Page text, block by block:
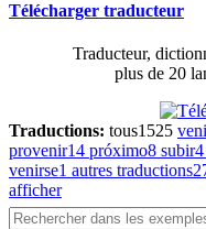
Télécharger traducteur
Traducteur,
plus de 20
Traductions: tous1525
provenir14 próximo8 subir4
venirse1 autres traductions
afficher